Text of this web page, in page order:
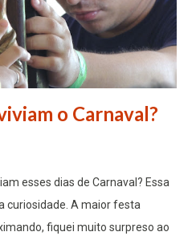
o Carnaval?
esses dias de Carnaval? Essa
curiosidade. A maior festa
fiquei muito surpreso ao